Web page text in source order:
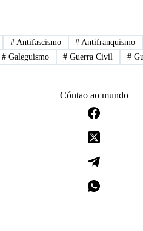
#Antifascismo # Antifranquismo
#Galeguismo # Guerra Civil #
Cóntao ao mundo